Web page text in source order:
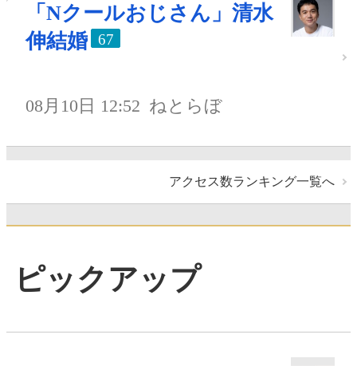
「Nクールおじさん」清水
伸結婚
67
08月10日 12:52 ねとらぼ
アクセス数ランキング一覧へ
ピックアップ